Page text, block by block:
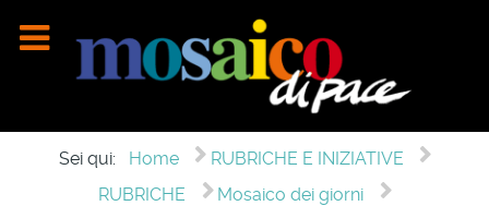
Sei qui: Home
RUBRICHE E INIZIATIVE
RUBRICHE
Mosaico dei giorni